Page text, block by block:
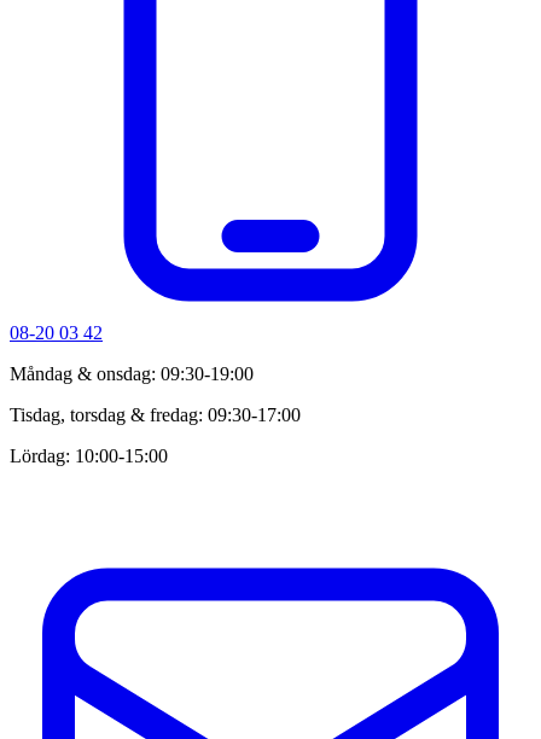
08-20 03 42
Måndag & onsdag: 09:30-19:00
Tisdag, torsdag & fredag: 09:30-17:00
Lördag: 10:00-15:00